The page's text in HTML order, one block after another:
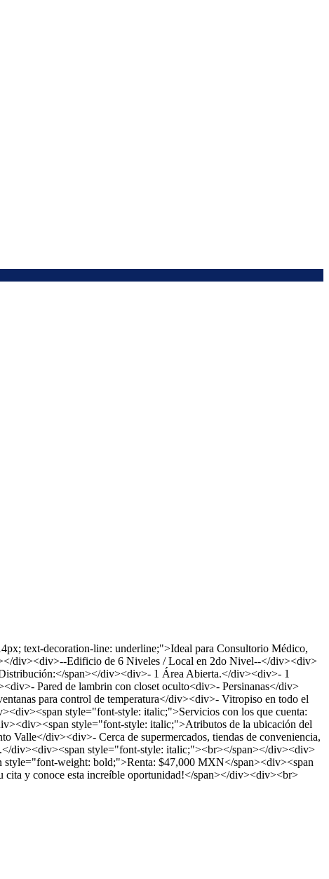
text-decoration-line: underline;">Ideal para Consultorio Médico,
div><div>--Edificio de 6 Niveles / Local en 2do Nivel--</div><div>
span></div><div>- 1 Área Abierta.</div><div>- 1
Pared de lambrin con closet oculto<div>- Persinanas</div>
para control de temperatura</div><div>- Vitropiso en todo el
style="font-style: italic;">Servicios con los que cuenta:
style="font-style: italic;">Atributos de la ubicación del
div><div>- Cerca de supermercados, tiendas de conveniencia,
div><div><span style="font-style: italic;"><br></span></div><div>
weight: bold;">Renta: $47,000 MXN</span><div><span
y conoce esta increíble oportunidad!</span></div><div><br>